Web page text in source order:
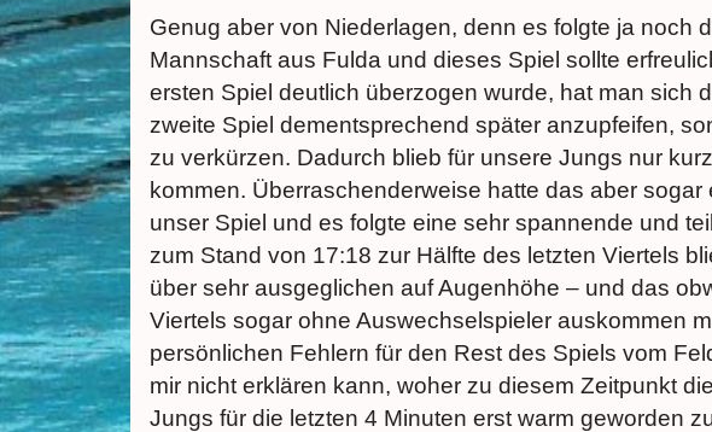
Genug aber von Niederlagen, denn es folgte ja noch
Mannschaft aus Fulda und dieses Spiel sollte
ersten Spiel deutlich überzogen wurde, hat man sich
zweite Spiel dementsprechend später anzupfeifen,
zu verkürzen. Dadurch blieb für unsere Jungs nur
kommen. Überraschenderweise hatte das aber
unser Spiel und es folgte eine sehr spannende und
zum Stand von 17:18 zur Hälfte des letzten Viertels
über sehr ausgeglichen auf Augenhöhe – und das
Viertels sogar ohne Auswechselspieler auskommen
persönlichen Fehlern für den Rest des Spiels vom
mir nicht erklären kann, woher zu diesem Zeitpunkt
Jungs für die letzten 4 Minuten erst warm geworden